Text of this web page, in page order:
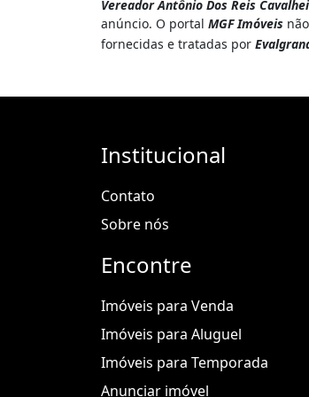
&gt;&bull;Espaço
Perto De Transporte
Permite Animais
Recepção
Quadra Poliesportiva
Salão De Festas
Sauna
Condomínio Fechado
Vereador Antônio Dos Reis
anúncio. O portal MGF Imóveis
fornecidas e tratadas por
Institucional
Contato
Sobre nós
Encontre
Imóveis para Venda
Imóveis para Aluguel
Imóveis para Temporada
Anunciar imóvel